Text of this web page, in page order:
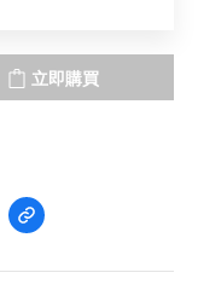
立即購買